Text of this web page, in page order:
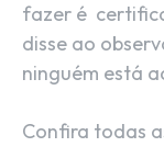
fazer é
disse ao
ninguém está
Confira todas